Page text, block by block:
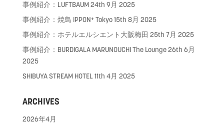
事例紹介：LUFTBAUM24th 9月 2025
事例紹介：焼鳥 IPPON⁺ Tokyo15th 8月 2025
事例紹介：ホテルエルシエント大阪梅田 25th 7月 2025
事例紹介：BURDIGALA MARUNOUCHI The Lounge26th 6月
2025
SHIBUYA STREAM HOTEL11th 4月 2025
ARCHIVES
2026年4月